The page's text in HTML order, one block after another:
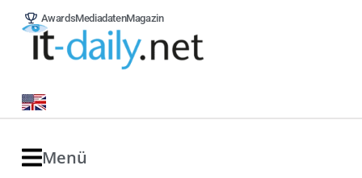
AwardsMediadatenMagazin
Menü